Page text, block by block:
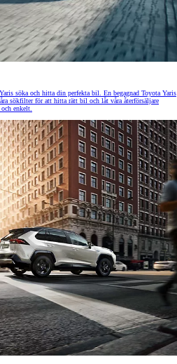
söka och hitta din perfekta bil. En begagnad Toyota Yaris
sökfilter för att hitta rätt bil och låt våra återförsäljare
enkelt.